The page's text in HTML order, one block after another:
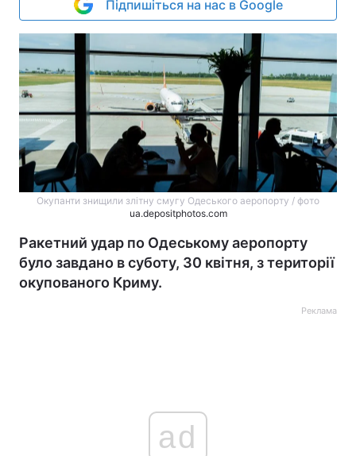
Підпишіться на нас в Google
Окупанти знищили злітну смугу Одеського аеропорту / фото
ua.depositphotos.com
Ракетний удар по Одеському аеропорту
було завдано в суботу, 30 квітня, з території
окупованого Криму.
Реклама
ad